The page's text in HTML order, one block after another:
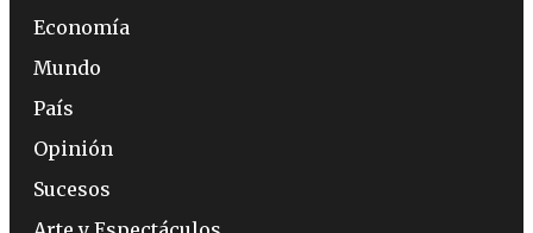
Economía
Mundo
País
Opinión
Sucesos